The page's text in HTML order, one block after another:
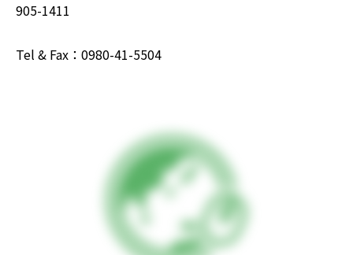
905-1411
Tel & Fax：0980-41-5504